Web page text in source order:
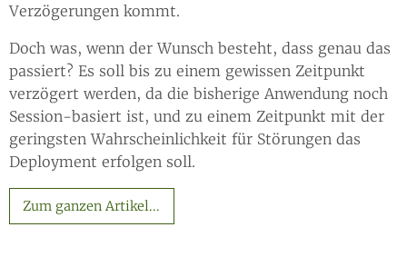
Verzögerungen kommt.
Doch was, wenn der Wunsch besteht, dass genau das
passiert? Es soll bis zu einem gewissen Zeitpunkt
verzögert werden, da die bisherige Anwendung noch
Session-basiert ist, und zu einem Zeitpunkt mit der
geringsten Wahrscheinlichkeit für Störungen das
Deployment erfolgen soll.
Zum ganzen Artikel...